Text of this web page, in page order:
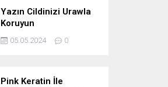
Yazın Cildinizi Urawla
Koruyun
05.05.2024 0
Pink Keratin İle